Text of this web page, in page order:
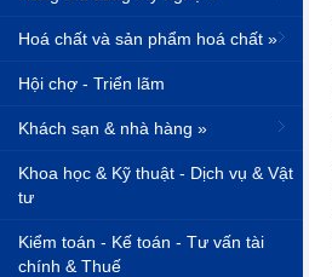
Hoá chất và sản phẩm hoá chất »
Hội chợ - Triển lãm
Khách sạn & nhà hàng »
Khoa học & Kỹ thuật - Dịch vụ & Vật
tư
Kiểm toán - Kế toán - Tư vấn tài
chính & Thuế